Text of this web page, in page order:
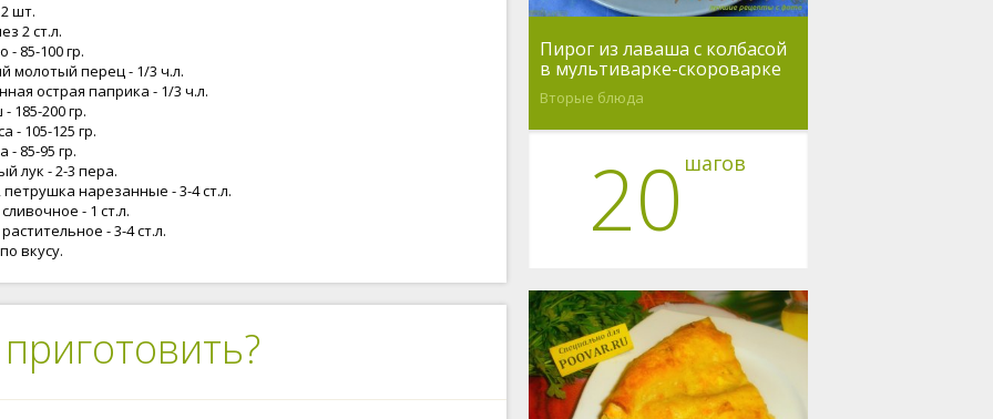
шт.
2 ст.л.
- 85-100 гр.
молотый перец - 1/3 ч.л.
острая паприка - 1/3 ч.л.
185-200 гр.
- 105-125 гр.
- 85-95 гр.
лук - 2-3 пера.
петрушка нарезанные - 3-4 ст.л.
- 1 ст.л.
- 3-4 ст.л.
вкусу.
Пирог из лаваша с колбасой
в мультиварке-скороварке
Вторые блюда
20 шагов